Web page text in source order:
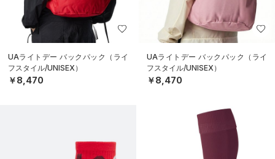
UAライトデー バックパック（ライ
フスタイル/UNISEX）
￥8,470
UAライトデー バックパック（ライ
フスタイル/UNISEX）
￥8,470